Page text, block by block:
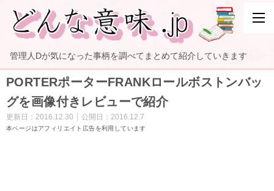
管理人Dが気になった事柄を調べてまとめて紹介していきます
PORTERポーターFRANKロールボストンバッ
グを画像付きレビューで紹介
更新日： 2016.12.30 公開日： 2016.12.7
本ページはアフィリエイト広告を利用しています